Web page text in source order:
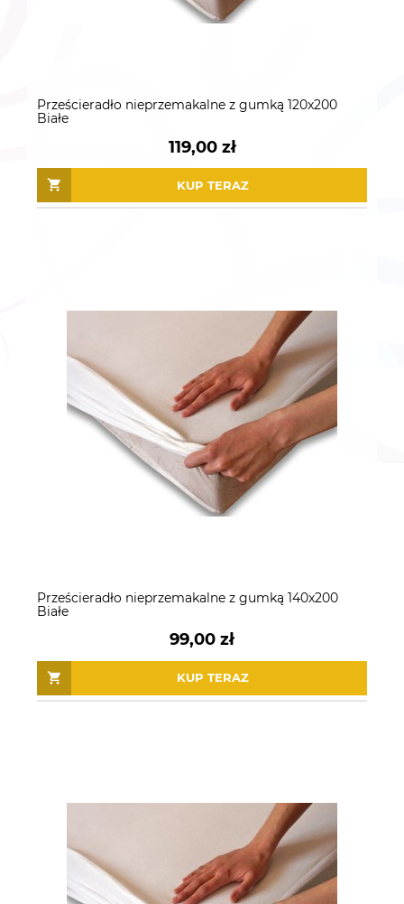
Prześcieradło nieprzemakalne z gumką 120x200
Białe
119,00 zł
KUP TERAZ
Prześcieradło nieprzemakalne z gumką 140x200
Białe
99,00 zł
KUP TERAZ